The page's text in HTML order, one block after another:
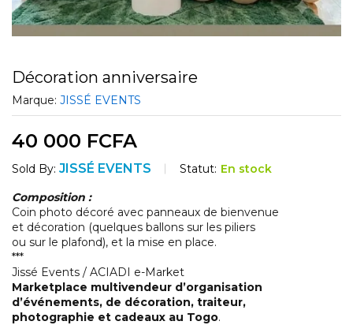
Décoration anniversaire
Marque: JISSÉ EVENTS
40 000 FCFA
Sold By: JISSÉ EVENTS Statut: En stock
Composition :
Coin photo décoré avec panneaux de bienvenue
et décoration (quelques ballons sur les piliers
ou sur le plafond), et la mise en place.
***
Jissé Events / ACIADI e-Market
Marketplace multivendeur d’organisation
d’événements, de décoration, traiteur,
photographie et cadeaux au Togo.